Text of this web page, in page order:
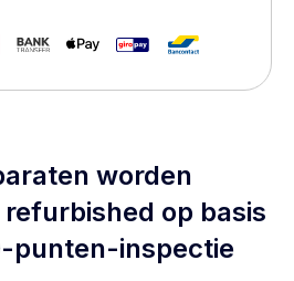
worden
op basis
punten-inspectie